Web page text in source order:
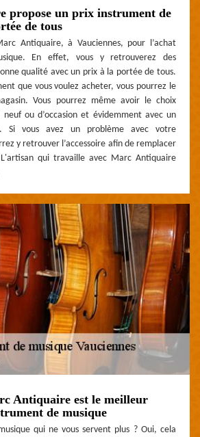
propose un prix instrument de
de tous
Antiquaire, à Vauciennes, pour l’achat
En effet, vous y retrouverez des
qualité avec un prix à la portée de tous.
que vous voulez acheter, vous pourrez le
Vous pourrez même avoir le choix
ou d’occasion et évidemment avec un
Si vous avez un problème avec votre
y retrouver l’accessoire afin de remplacer
L'artisan qui travaille avec Marc Antiquaire
Antiquaire est le meilleur
de musique
qui ne vous servent plus ? Oui, cela